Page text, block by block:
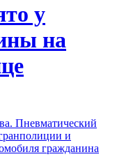
у
на
Пневматический
и
гражданина